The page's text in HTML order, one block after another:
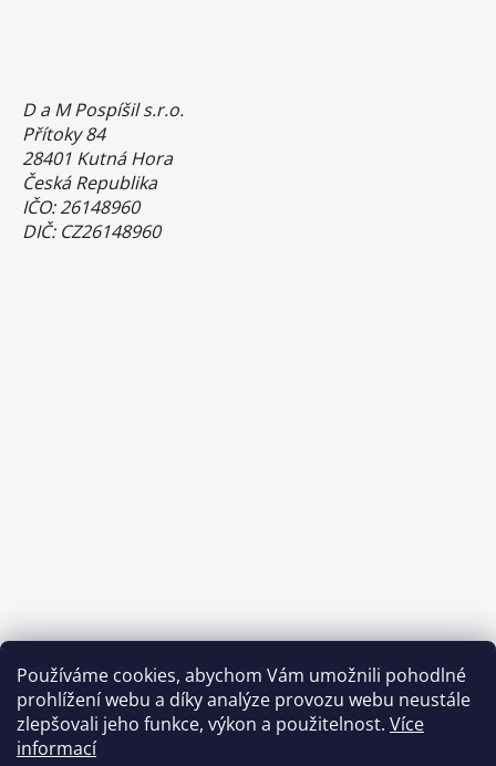
Používáme cookies, abychom Vám umožnili pohodlné
prohlížení webu a díky analýze provozu webu neustále
zlepšovali jeho funkce, výkon a použitelnost. Více
informací
D a M Pospíšil s.r.o.
Přítoky 84
28401 Kutná Hora
Česká Republika
IČO: 26148960
DIČ: CZ26148960